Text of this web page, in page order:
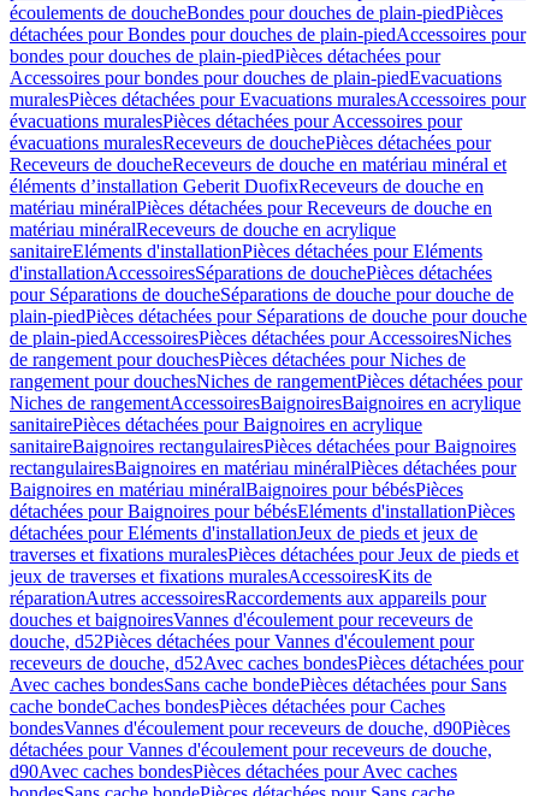
écoulements de doucheBondes pour douches de plain-piedPièces
détachées pour Bondes pour douches de plain-piedAccessoires pour
bondes pour douches de plain-piedPièces détachées pour
Accessoires pour bondes pour douches de plain-piedEvacuations
muralesPièces détachées pour Evacuations muralesAccessoires pour
évacuations muralesPièces détachées pour Accessoires pour
évacuations muralesReceveurs de douchePièces détachées pour
Receveurs de doucheReceveurs de douche en matériau minéral et
éléments d’installation Geberit DuofixReceveurs de douche en
matériau minéralPièces détachées pour Receveurs de douche en
matériau minéralReceveurs de douche en acrylique
sanitaireEléments d'installationPièces détachées pour Eléments
d'installationAccessoiresSéparations de douchePièces détachées
pour Séparations de doucheSéparations de douche pour douche de
plain-piedPièces détachées pour Séparations de douche pour douche
de plain-piedAccessoiresPièces détachées pour AccessoiresNiches
de rangement pour douchesPièces détachées pour Niches de
rangement pour douchesNiches de rangementPièces détachées pour
Niches de rangementAccessoiresBaignoiresBaignoires en acrylique
sanitairePièces détachées pour Baignoires en acrylique
sanitaireBaignoires rectangulairesPièces détachées pour Baignoires
rectangulairesBaignoires en matériau minéralPièces détachées pour
Baignoires en matériau minéralBaignoires pour bébésPièces
détachées pour Baignoires pour bébésEléments d'installationPièces
détachées pour Eléments d'installationJeux de pieds et jeux de
traverses et fixations muralesPièces détachées pour Jeux de pieds et
jeux de traverses et fixations muralesAccessoiresKits de
réparationAutres accessoiresRaccordements aux appareils pour
douches et baignoiresVannes d'écoulement pour receveurs de
douche, d52Pièces détachées pour Vannes d'écoulement pour
receveurs de douche, d52Avec caches bondesPièces détachées pour
Avec caches bondesSans cache bondePièces détachées pour Sans
cache bondeCaches bondesPièces détachées pour Caches
bondesVannes d'écoulement pour receveurs de douche, d90Pièces
détachées pour Vannes d'écoulement pour receveurs de douche,
d90Avec caches bondesPièces détachées pour Avec caches